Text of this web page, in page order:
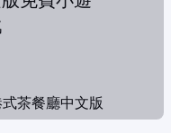
茶餐廳中文版